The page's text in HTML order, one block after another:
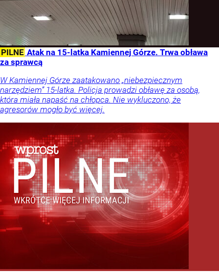
PILNE Atak na 15-latka Kamiennej Górze. Trwa obława
za sprawcą
W Kamiennej Górze zaatakowano „niebezpiecznym
narzędziem” 15-latka. Policja prowadzi obławę za osobą,
która miała napaść na chłopca. Nie wykluczono, że
agresorów mogło być więcej.